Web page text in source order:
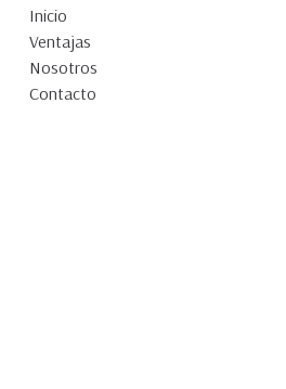
Inicio
Ventajas
Nosotros
Contacto